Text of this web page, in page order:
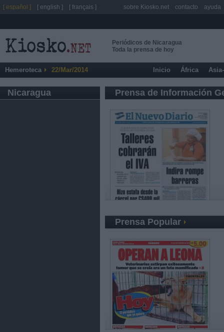
Periódicos de Nicaragua
Toda la prensa de hoy
Hemeroteca 22/Mar/2014 Inicio África
Nicaragua Prensa de Información
Prensa Popular
[ español ] [ english ] [ français ] sobre Kiosko.net contacto ayuda